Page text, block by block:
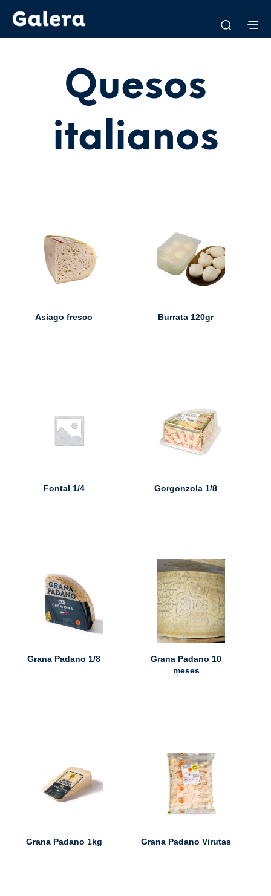
Quesos
italianos
Asiago fresco Burrata 120gr
Fontal 1/4 Gorgonzola 1/8
Grana Padano 1/8
Grana Padano 10
meses
Grana Padano 1kg Grana Padano Virutas